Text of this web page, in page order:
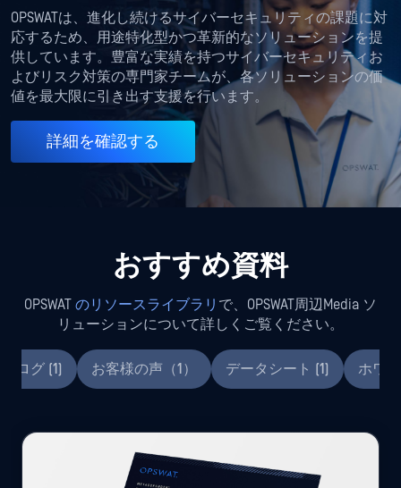
OPSWATは、進化し続けるサイバーセキュリティの課題に対
応するため、用途特化型かつ革新的なソリューションを提
供しています。豊富な実績を持つサイバーセキュリティお
よびリスク対策の専門家チームが、各ソリューションの価
値を最大限に引き出す支援を行います。
詳細を確認する
おすすめ資料
OPSWAT のリソースライブラリ で、OPSWAT周辺Media ソ
リューションについて詳しくご覧ください。
ブログ (1) お客様の声（1） データシート (1) ホワ